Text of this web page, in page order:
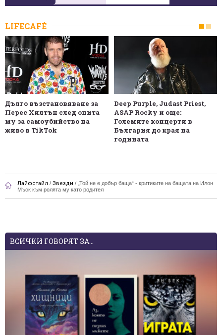
LIFECAFÉ
Дълго възстановяване за
Перес Хилтън след опита
му за самоубийство на
живо в TikTok
Deep Purple, Judast Priest,
ASAP Rocky и още:
Големите концерти в
България до края на
годината
Лайфстайл / Звезди / „Той не е добър баща“ - критиките на бащата на Илон
Мъск към ролята му като родител
ВСИЧКИ ГОВОРЯТ ЗА...